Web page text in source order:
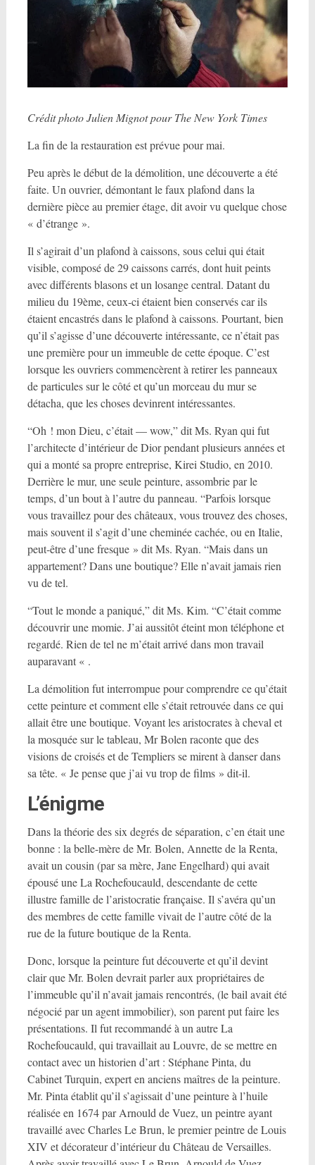
Crédit photo Julien Mignot pour The New York Times
La fin de la restauration est prévue pour mai.
Peu après le début de la démolition, une découverte a été
faite. Un ouvrier, démontant le faux plafond dans la
dernière pièce au premier étage, dit avoir vu quelque chose
« d’étrange ».
Il s’agirait d’un plafond à caissons, sous celui qui était
visible, composé de 29 caissons carrés, dont huit peints
avec différents blasons et un losange central. Datant du
milieu du 19ème, ceux-ci étaient bien conservés car ils
étaient encastrés dans le plafond à caissons. Pourtant, bien
qu’il s’agisse d’une découverte intéressante, ce n’était pas
une première pour un immeuble de cette époque. C’est
lorsque les ouvriers commencèrent à retirer les panneaux
de particules sur le côté et qu’un morceau du mur se
détacha, que les choses devinrent intéressantes.
“Oh ! mon Dieu, c’était — wow,” dit Ms. Ryan qui fut
l’architecte d’intérieur de Dior pendant plusieurs années et
qui a monté sa propre entreprise, Kirei Studio, en 2010.
Derrière le mur, une seule peinture, assombrie par le
temps, d’un bout à l’autre du panneau. “Parfois lorsque
vous travaillez pour des châteaux, vous trouvez des choses,
mais souvent il s’agit d’une cheminée cachée, ou en Italie,
peut-être d’une fresque » dit Ms. Ryan. “Mais dans un
appartement? Dans une boutique? Elle n’avait jamais rien
vu de tel.
“Tout le monde a paniqué,” dit Ms. Kim. “C’était comme
découvrir une momie. J’ai aussitôt éteint mon téléphone et
regardé. Rien de tel ne m’était arrivé dans mon travail
auparavant « .
La démolition fut interrompue pour comprendre ce qu’était
cette peinture et comment elle s’était retrouvée dans ce qui
allait être une boutique. Voyant les aristocrates à cheval et
la mosquée sur le tableau, Mr Bolen raconte que des
visions de croisés et de Templiers se mirent à danser dans
sa tête. « Je pense que j’ai vu trop de films » dit-il.
L’énigme
Dans la théorie des six degrés de séparation, c’en était une
bonne : la belle-mère de Mr. Bolen, Annette de la Renta,
avait un cousin (par sa mère, Jane Engelhard) qui avait
épousé une La Rochefoucauld, descendante de cette
illustre famille de l’aristocratie française. Il s’avéra qu’un
des membres de cette famille vivait de l’autre côté de la
rue de la future boutique de la Renta.
Donc, lorsque la peinture fut découverte et qu’il devint
clair que Mr. Bolen devrait parler aux propriétaires de
l’immeuble qu’il n’avait jamais rencontrés, (le bail avait été
négocié par un agent immobilier), son parent put faire les
présentations. Il fut recommandé à un autre La
Rochefoucauld, qui travaillait au Louvre, de se mettre en
contact avec un historien d’art : Stéphane Pinta, du
Cabinet Turquin, expert en anciens maîtres de la peinture.
Mr. Pinta établit qu’il s’agissait d’une peinture à l’huile
réalisée en 1674 par Arnould de Vuez, un peintre ayant
travaillé avec Charles Le Brun, le premier peintre de Louis
XIV et décorateur d’intérieur du Château de Versailles.